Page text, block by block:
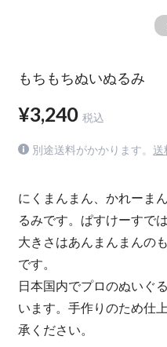
もちもちぬいぬるみ
¥3,240 税込
別途送料がかかります。 送
にくまんまん、かれーま
るみです。ぱすけーすで
大きさはあんまんまんの
です。
日本国内でプロのぬいぐ
います。手作りのため仕
承ください。